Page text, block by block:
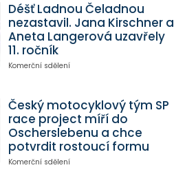
Déšť Ladnou Čeladnou
nezastavil. Jana Kirschner a
Aneta Langerová uzavřely
11. ročník
Komerční sdělení
Český motocyklový tým SP
race project míří do
Oscherslebenu a chce
potvrdit rostoucí formu
Komerční sdělení